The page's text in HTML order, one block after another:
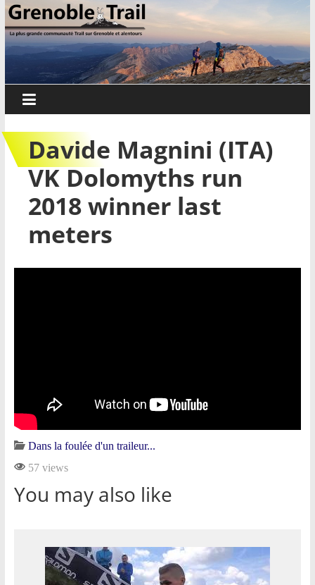
Passer
au
contenu
Grenoble
Trail
Sorties
trail,
parcours
événements
Grenoble
alentours
Davide Magnini (ITA)
VK Dolomyths run
2018 winner last
meters
Dans la foulée d'un traileur...
57 views
You may also like